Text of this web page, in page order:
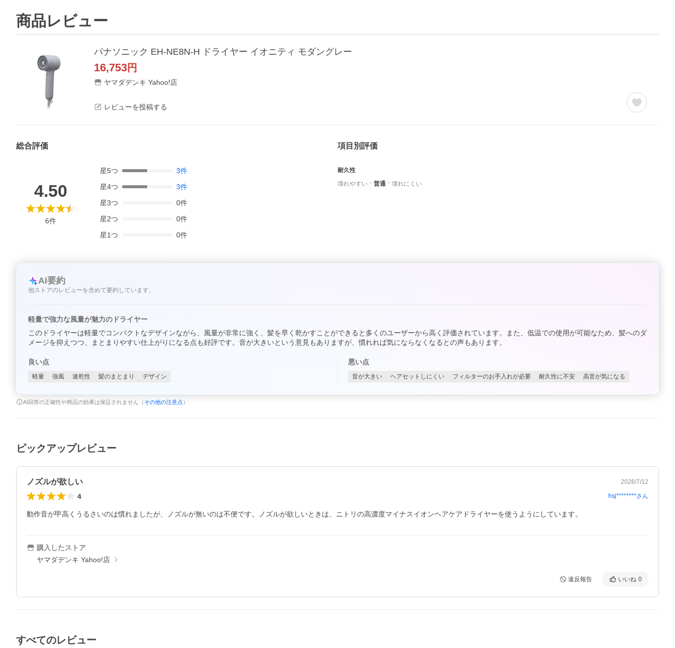
商品レビュー
パナソニック EH-NE8N-H ドライヤー イオニティ モダングレー
16,753円
ヤマダデンキ Yahoo!店
レビューを投稿する
総合評価
4.50
6件
星5つ 3件
星4つ 3件
星3つ 0件
星2つ 0件
星1つ 0件
項目別評価
耐久性
壊れやすい
普通 壊れにくい
AI要約
他ストアのレビューを含めて要約しています。
軽量で強力な風量が魅力のドライヤー
このドライヤーは軽量でコンパクトなデザインながら、風量が非常に強く、髪を早く乾かすことができると多くのユーザーから高く評価されています。また、低温での使用が可能なため、髪へのダ
メージを抑えつつ、まとまりやすい仕上がりになる点も好評です。音が大きいという意見もありますが、慣れれば気にならなくなるとの声もあります。
良い点
軽量 強風 速乾性 髪のまとまり デザイン
悪い点
音が大きい ヘアセットしにくい フィルターのお手入れが必要 耐久性に不安 高音が気になる
AI回答の正確性や商品の効果は保証されません（ その他の注意点 ）
ピックアップレビュー
ノズルが欲しい 2026/7/12
4 hsj********さん
動作音が甲高くうるさいのは慣れましたが、ノズルが無いのは不便です。ノズルが欲しいときは、ニトリの高濃度マイナスイオンヘアケアドライヤーを使うようにしています。
購入したストア
ヤマダデンキ Yahoo!店
違反報告 いいね 0
すべてのレビュー